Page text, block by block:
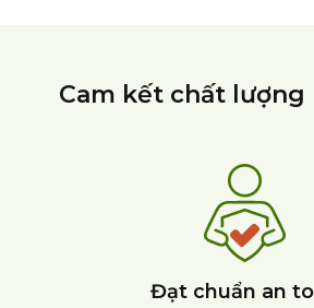
Cam kết chất lượng
Đạt chuẩn an